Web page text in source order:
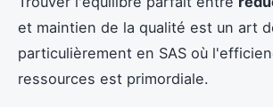
et maintien de la qualité est un art
particulièrement en SAS où
ressources est primordiale.